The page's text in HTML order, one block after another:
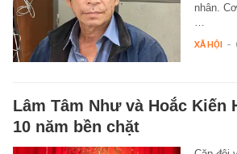
nhân.
XÃ HỘI -
Lâm Tâm Như và Hoắc Kiến
10 năm bền chặt